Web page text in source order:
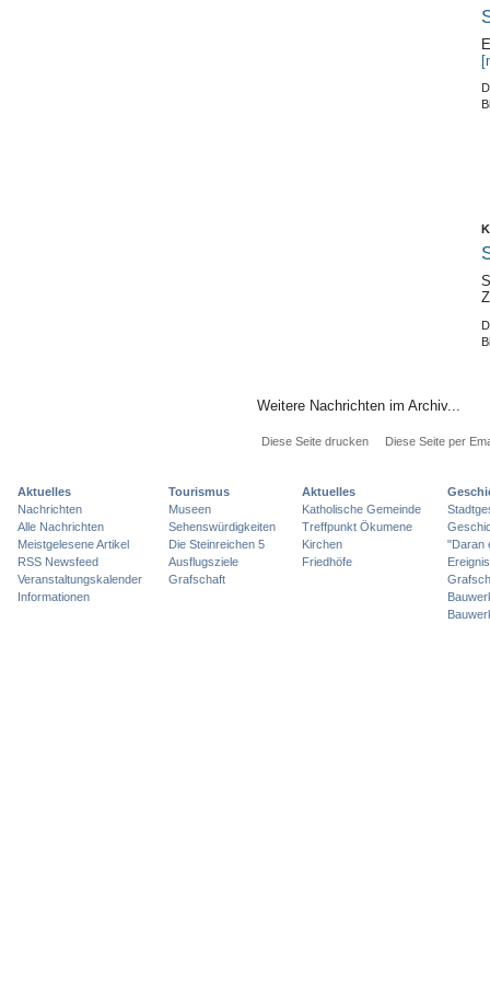
Weitere Nachrichten im Archiv...
Diese Seite drucken Diese Seite per
Aktuelles
Nachrichten
Alle Nachrichten
Meistgelesene Artikel
RSS Newsfeed
Veranstaltungskalender
Informationen
Tourismus
Museen
Sehenswürdigkeiten
Die Steinreichen 5
Ausflugsziele
Grafschaft
Aktuelles
Katholische Gemeinde
Treffpunkt Ökumene
Kirchen
Friedhöfe
"Daran